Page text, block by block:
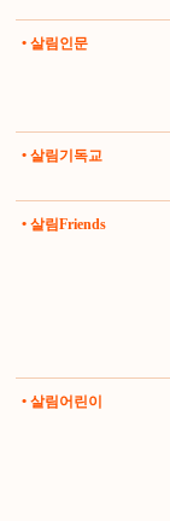
• 살림인문
• 살림기독교
• 살림Friends
• 살림어린이